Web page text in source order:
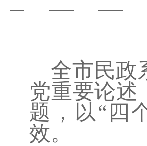
全市民政
党重要论述
题，以“四
效。